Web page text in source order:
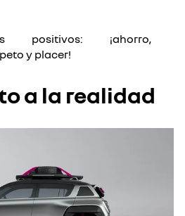
positivos: ¡ahorro,
y placer!
a la realidad